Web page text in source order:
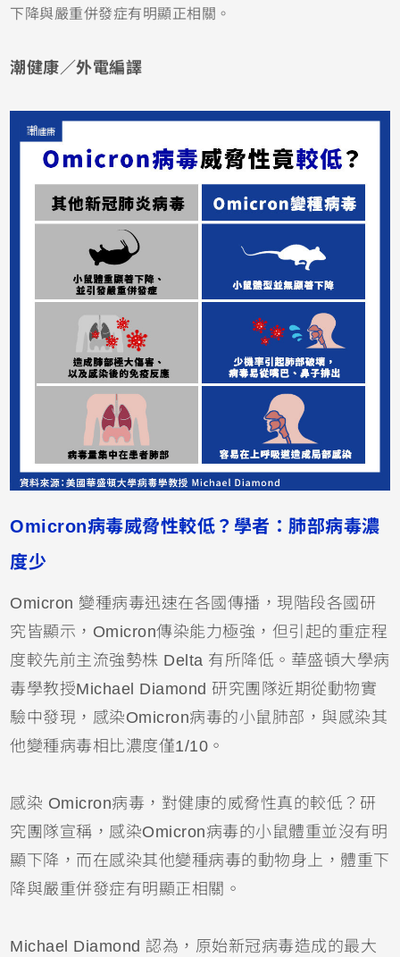
下降與嚴重併發症有明顯正相關。
潮健康／外電編譯
Omicron病毒威脅性較低？學者：肺部病毒濃
度少
Omicron 變種病毒迅速在各國傳播，現階段各國研
究皆顯示，Omicron傳染能力極強，但引起的重症程
度較先前主流強勢株 Delta 有所降低。華盛頓大學病
毒學教授Michael Diamond 研究團隊近期從動物實
驗中發現，感染Omicron病毒的小鼠肺部，與感染其
他變種病毒相比濃度僅1/10。
感染 Omicron病毒，對健康的威脅性真的較低？研
究團隊宣稱，感染Omicron病毒的小鼠體重並沒有明
顯下降，而在感染其他變種病毒的動物身上，體重下
降與嚴重併發症有明顯正相關。
Michael Diamond 認為，原始新冠病毒造成的最大